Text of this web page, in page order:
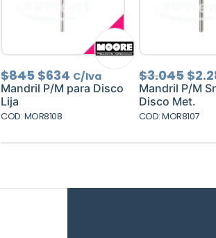
$845El
precio
original
era:
$845.
$634 El
precio
C/Iva
Mandril P/M para Disco
Lija
COD: MOR8108
$3.045 El
era:
$
Mandril P/M
Disco Met.
COD: MOR8107